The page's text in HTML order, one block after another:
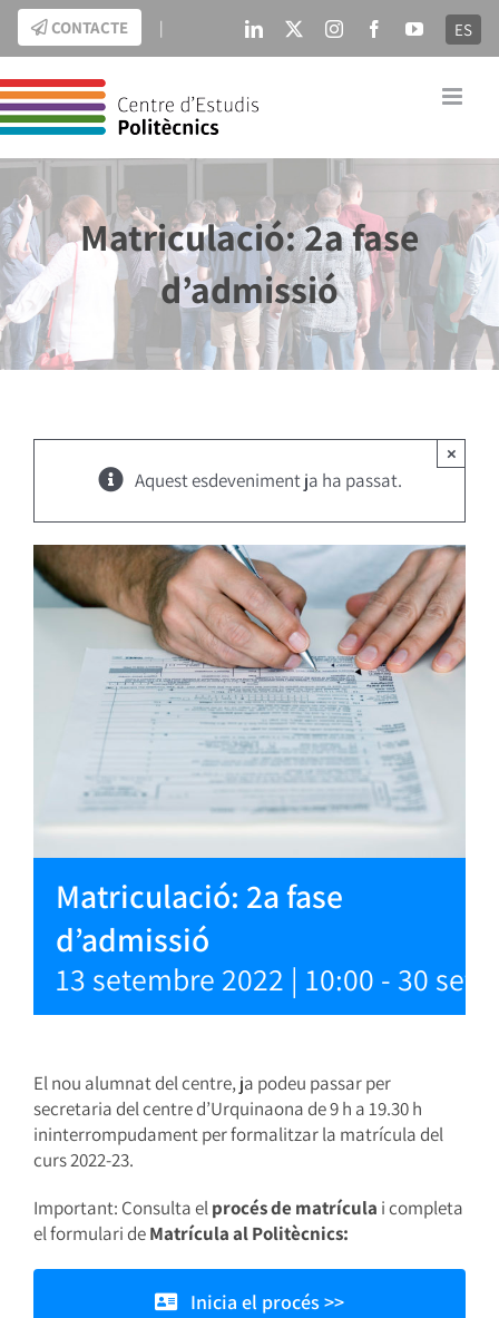
Skip
content
CONTACTE | LinkedIn InstagramFacebookYouTube
ES
Matriculació: 2a fase
d’admissió
Aquest esdeveniment ja ha passat.
×
Matriculació: 2a fase
d’admissió
13 setembre 2022 | 10:00 - 30
El nou alumnat del centre, ja podeu passar per
secretaria del centre d’Urquinaona de 9 h a 19.30 h
ininterrompudament per formalitzar la matrícula del
curs 2022-23.
Important: Consulta elprocés de matrícula i completa
el formulari deMatrícula al Politècnics:
Inicia el procés >>